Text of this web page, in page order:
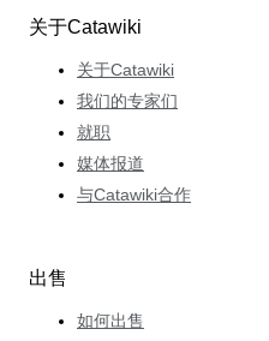
关于Catawiki
关于Catawiki
我们的专家们
就职
媒体报道
与Catawiki合作
出售
如何出售